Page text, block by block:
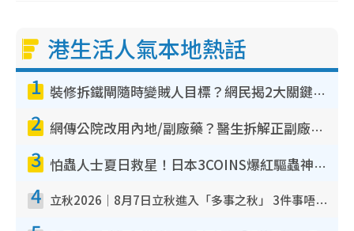
港生活人氣本地熱話
1 裝修拆鐵閘隨時變賊人目標？網民揭2大關鍵用途：裝新式等於白裝？附新舊鐵閘分別
2 網傳公院改用內地/副廠藥？醫生拆解正副廠分別 揭4類人換藥隨時出事
3 怕蟲人士夏日救星！日本3COINS爆紅驅蟲神器$45起 1招「全程免觸碰」輕鬆搞定小強
4 立秋2026｜8月7日立秋進入「多事之秋」 3件事唔做得！專家教6招開運 清枱頭／銀包納氣接好運